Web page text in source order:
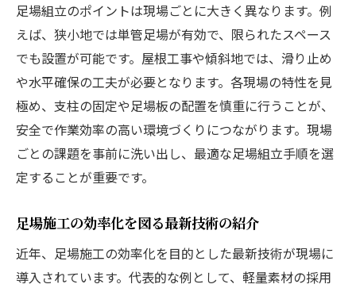
足場組立のポイントは現場ごとに大きく異なります。例
えば、狭小地では単管足場が有効で、限られたスペース
でも設置が可能です。屋根工事や傾斜地では、滑り止め
や水平確保の工夫が必要となります。各現場の特性を見
極め、支柱の固定や足場板の配置を慎重に行うことが、
安全で作業効率の高い環境づくりにつながります。現場
ごとの課題を事前に洗い出し、最適な足場組立手順を選
定することが重要です。
足場施工の効率化を図る最新技術の紹介
近年、足場施工の効率化を目的とした最新技術が現場に
導入されています。代表的な例として、軽量素材の採用